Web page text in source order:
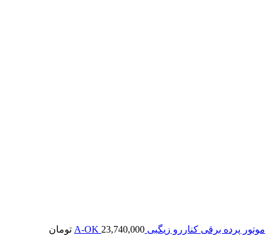
موتور پرده برقی کناررو زیگبی A-OK 23,740,000 تومان